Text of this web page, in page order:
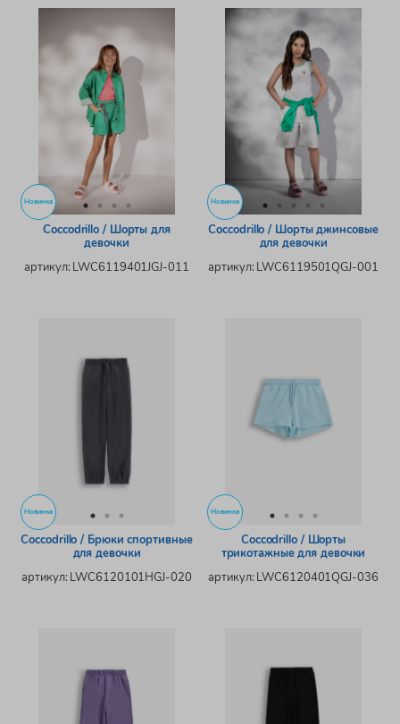
Новинка
Coccodrillo / Шорты для
девочки
артикул: LWC6119401JGJ-011
Новинка
Coccodrillo / Шорты джинсовые
для девочки
артикул: LWC6119501QGJ-001
Новинка
Coccodrillo / Брюки спортивные
для девочки
артикул: LWC6120101HGJ-020
Новинка
Coccodrillo / Шорты
трикотажные для девочки
артикул: LWC6120401QGJ-036